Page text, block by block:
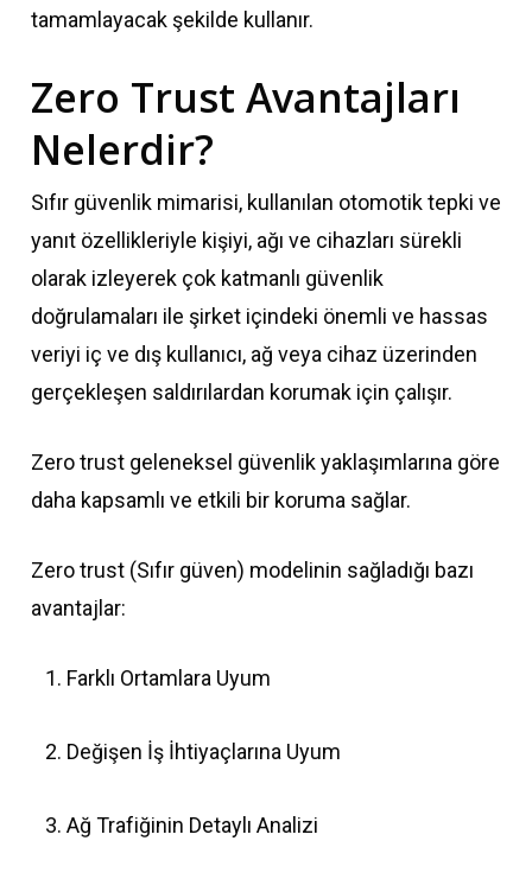
tamamlayacak şekilde kullanır.
Zero Trust Avantajları
Nelerdir?
Sıfır güvenlik mimarisi, kullanılan otomotik tepki ve
yanıt özellikleriyle kişiyi, ağı ve cihazları sürekli
olarak izleyerek çok katmanlı güvenlik
doğrulamaları ile şirket içindeki önemli ve hassas
veriyi iç ve dış kullanıcı, ağ veya cihaz üzerinden
gerçekleşen saldırılardan korumak için çalışır.
Zero trust geleneksel güvenlik yaklaşımlarına göre
daha kapsamlı ve etkili bir koruma sağlar.
Zero trust (Sıfır güven) modelinin sağladığı bazı
avantajlar:
Farklı Ortamlara Uyum
Değişen İş İhtiyaçlarına Uyum
Ağ Trafiğinin Detaylı Analizi